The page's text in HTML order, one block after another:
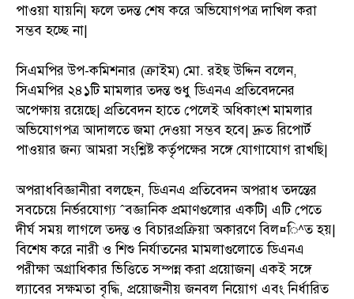
পাওয়া যায়নি| ফলে তদন্ত শেষ করে অভিযোগপত্র দাখিল করা
সম্ভব হচ্ছে না|
সিএমপির উপ-কমিশনার (ক্রাইম) মো. রইছ উদ্দিন বলেন,
সিএমপির ২৪১টি মামলার তদন্ত শুধু ডিএনএ প্রতিবেদনের
অপেক্ষায় রয়েছে| প্রতিবেদন হাতে পেলেই অধিকাংশ মামলার
অভিযোগপত্র আদালতে জমা দেওয়া সম্ভব হবে| দ্রুত রিপোর্ট
পাওয়ার জন্য আমরা সংশ্লিষ্ট কর্তৃপক্ষের সঙ্গে যোগাযোগ রাখছি|
অপরাধবিজ্ঞানীরা বলছেন, ডিএনএ প্রতিবেদন অপরাধ তদন্তের
সবচেয়ে নির্ভরযোগ্য ˆবজ্ঞানিক প্রমাণগুলোর একটি| এটি পেতে
দীর্ঘ সময় লাগলে তদন্ত ও বিচারপ্রক্রিয়া অকারণে বিল¤ি^ত হয়|
বিশেষ করে নারী ও শিশু নির্যাতনের মামলাগুলোতে ডিএনএ
পরীক্ষা অগ্রাধিকার ভিত্তিতে সম্পন্ন করা প্রয়োজন| একই সঙ্গে
ল্যাবের সক্ষমতা বৃদ্ধি, প্রয়োজনীয় জনবল নিয়োগ এবং নির্ধারিত